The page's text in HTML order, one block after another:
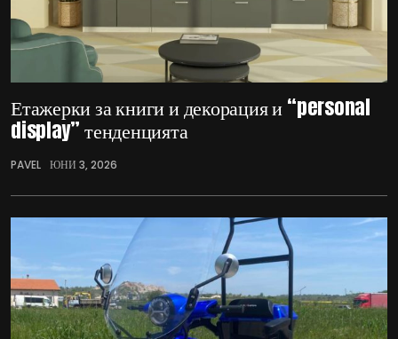
Етажерки за книги и декорация и “personal
display” тенденцията
PAVEL ЮНИ 3, 2026